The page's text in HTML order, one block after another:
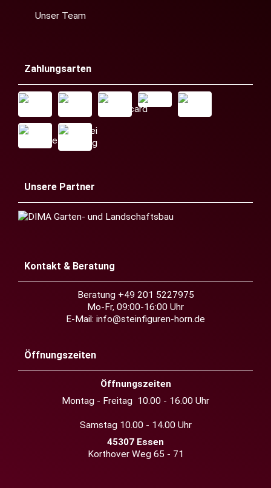
Unser Team
Zahlungsarten
Unsere Partner
Kontakt & Beratung
Beratung +49 201 5227975
Mo-Fr, 09:00-16:00 Uhr
E-Mail: info@steinfiguren-horn.de
Öffnungszeiten
Öffnungszeiten
Montag - Freitag 10.00 - 16.00 Uhr
Samstag 10.00 - 14.00 Uhr
45307 Essen
Korthover Weg 65 - 71